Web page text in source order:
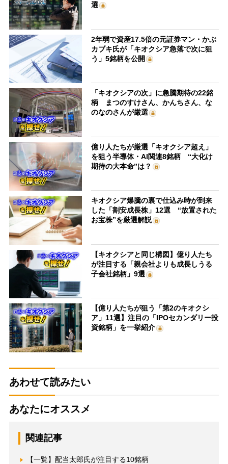
選
2年弱で資産17.5倍の元証券マン・かぶ
カブキ氏が「キオクシア急落で次に狙
う」5銘柄を公開
「キオクシアの次」に急騰期待の22銘
柄 まつのすけさん、かんちさん、な
のなのさんが厳選
億り人たちが厳選「キオクシア超え」
を狙う半導体・AI関連8銘柄 “大化け
期待の大本命”は？
キオクシア爆騰の裏で仕込み時が到来
した「割安成長株」12選 “放置された
お宝株”を厳選解説
【キオクシアと同じ構図】億り人たち
が注目する「親会社よりも成長しうる
子会社銘柄」9選
【億り人たちが狙う「第2のキオクシ
ア」11選】注目の「IPOセカンダリー投
資銘柄」を一挙紹介
あわせて読みたい
あなたにオススメ
関連記事
【一覧】配当太郎氏が注目する10銘柄